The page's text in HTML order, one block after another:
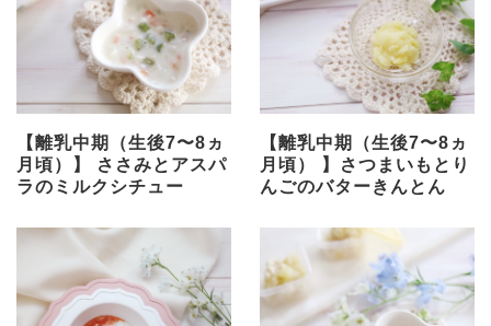
【離乳中期（生後7〜8ヵ
月頃）】 ささみとアスパ
ラのミルクシチュー
【離乳中期（生後7〜8ヵ
月頃） 】さつまいもとり
んごのバターきんとん